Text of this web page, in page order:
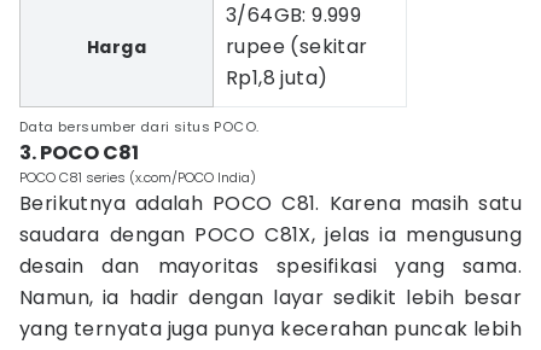
Data bersumber dari situs POCO.
Harga
3/64GB: 9.999
rupee (sekitar
Rp1,8 juta)
3. POCO C81
POCO C81 series (x.com/POCO India)
Berikutnya adalah POCO C81. Karena masih satu
saudara dengan POCO C81X, jelas ia mengusung
desain dan mayoritas spesifikasi yang sama.
Namun, ia hadir dengan layar sedikit lebih besar
yang ternyata juga punya kecerahan puncak lebih